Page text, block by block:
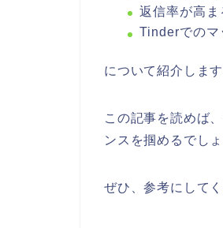
返信率が高
Tinderでのマ
について紹介します
この記事を読めば
ンスを掴めるでしょ
ぜひ、参考にしてく